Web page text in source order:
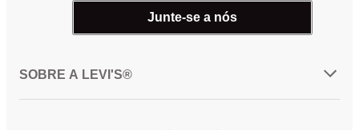
Junte-se a nós
SOBRE A LEVI'S®